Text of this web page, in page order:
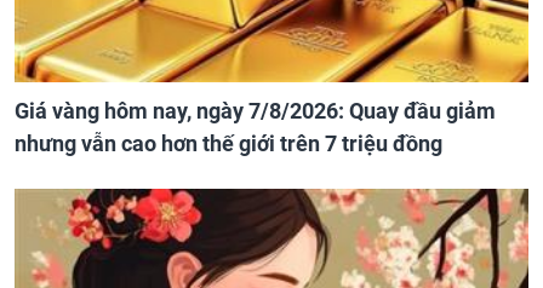
Giá vàng hôm nay, ngày 7/8/2026: Quay đầu giảm
nhưng vẫn cao hơn thế giới trên 7 triệu đồng